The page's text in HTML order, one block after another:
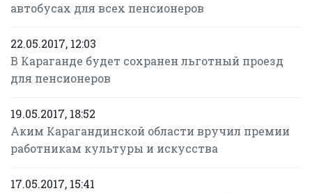
автобусах для всех пенсионеров
22.05.2017, 12:03
В Караганде будет сохранен льготный проезд
для пенсионеров
19.05.2017, 18:52
Аким Карагандинской области вручил премии
работникам культуры и искусства
17.05.2017, 15:41